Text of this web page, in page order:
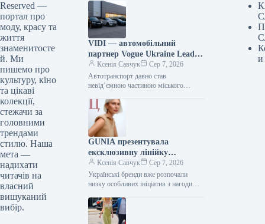
Reserved —
портал про
моду, красу та
життя
знаменитосте
й. Ми
пишемо про
культуру, кіно
та цікаві
колекції,
стежачи за
головними
трендами
стилю. Наша
мета —
надихати
читачів на
власний
вишуканий
вибір.
VIDI — автомобільний
партнер Vogue Ukraine Leaders
Gala: які автомобілі будуть
представлені на заході
Ксенія Савчук
Сер 7, 2026
Автотранспорт давно став
невід’ємною частиною міського
роботу та дім, подорожі та
повсякденні клопоти. Тому вибір…
GUNIA презентувала
ексклюзивну лінійку
ювелірних виробів на честь
Дня Незалежності
Ксенія Савчук
Сер 7, 2026
Українські бренди вже розпочали
низку особливих ініціатив з нагоди
Project презентували символічну серію
прикрас – позолочені…
и